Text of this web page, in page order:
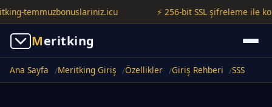
⚡ 256-bit SSL şifreleme ile
Meritking
Ana Sayfa Meritking Giriş Özellikler Giriş Rehberi SSS